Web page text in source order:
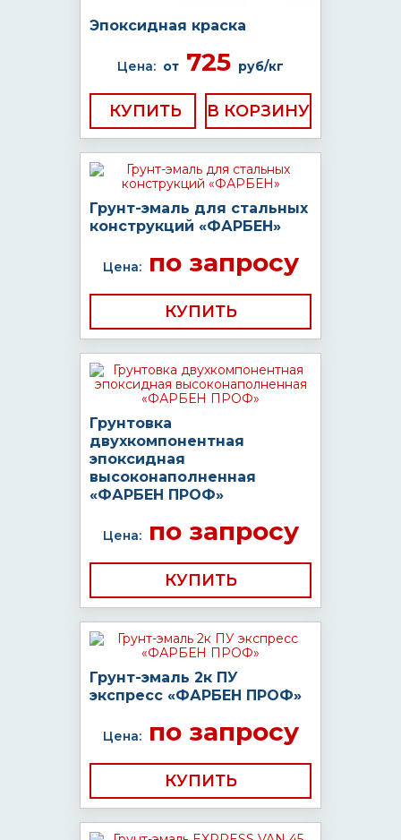
Эпоксидная краска
Цена: от 725 руб/кг
КУПИТЬ
Грунт-эмаль для стальных
конструкций «ФАРБЕН»
Цена:по запросу
КУПИТЬ
Грунтовка
двухкомпонентная
эпоксидная
высоконаполненная
«ФАРБЕН ПРОФ»
Цена:по запросу
КУПИТЬ
Грунт-эмаль 2к ПУ
экспресс «ФАРБЕН ПРОФ»
Цена:по запросу
КУПИТЬ